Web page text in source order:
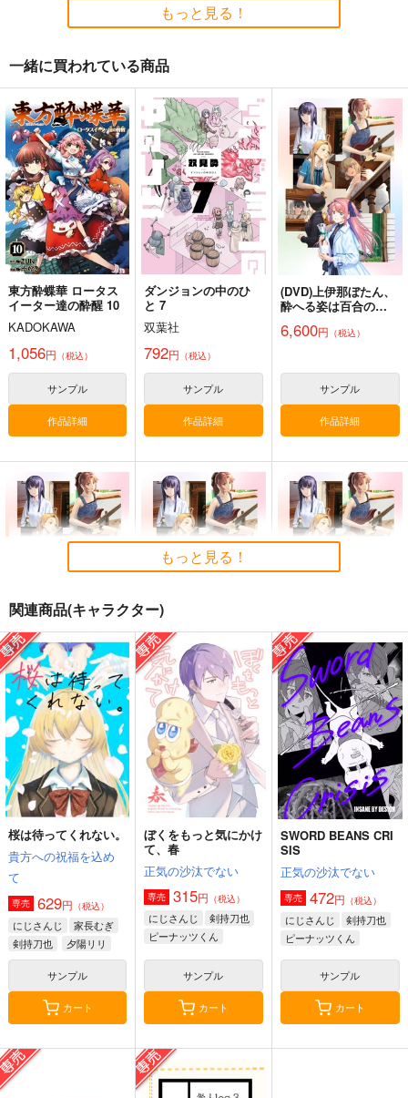
Fangs
飲みかけのココア
1,100円（税込）
にじさんじ
魔界ノりりむ
サーニャ
サンプル
カート
GANGSTER RECOR
DS
egdr
2,750円（税込）
にじさんじ
ジョー・力一
社築
花畑チャイカ
でびるんびより3
しーずはうす
396円（税込）
でびでび・でびる
サンプル
作品詳細
patter
GB
572円（税込）
宇佐美リト
サンプル
作品詳細
もっと見る！
一緒に買われている商品
東方酔蝶華 ロータス
イーター達の酔醒 10
KADOKAWA
1,056円 （税込）
サンプル
作品詳細
ダンジョンの中のひ
と 7
双葉社
792円 （税込）
サンプル
作品詳細
(DVD)上伊那ぼたん、
酔へる姿は百合の
6,600円 （税込）
サンプル
作品詳細
(BD)上伊那ぼたん、酔
へる姿は百合の
花 5 タペストリー付
き特装版(完全生産限
定版)
12,100円 （税込）
サンプル
作品詳細
(BD)上伊那ぼたん、酔
へる姿は百合の
花 6 タペストリー付
き特装版(完全生産限
定版)
12,100円（税込）
サンプル
作品詳細
(BD)上伊那ぼたん、酔
へる姿は百合の
花 4(完全生産限定版)
7,700円（税込）
サンプル
作品詳細
(BD)上伊那ぼたん、酔
へる姿は百合の
7,700円
(BD)上伊那ぼたん、酔
へる姿は百合の
7,700円
サンプル
(DVD)上伊那ぼたん、
酔へる姿は百合の
花 5 タペストリー付
11,000
もっと見る！
関連商品(キャラクター)
桜は待ってくれない。
貴方への祝福を込め
て
専売 629円 （税込）
にじさんじ
家長むぎ
剣持刀也
夕陽リリ
サンプル
カート
ぼくをもっと気にかけ
て、春
正気の沙汰でない
専売 315円 （税込）
にじさんじ
剣持刀也
ピーナッツくん
サンプル
カート
SWORD BEANS CRI
SIS
正気の沙汰でない
専売 472円 （税込）
にじさんじ
剣持刀也
ピーナッツくん
サンプル
カート